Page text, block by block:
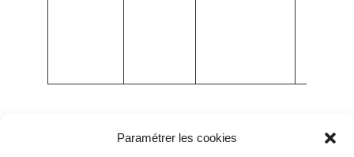
Paramétrer les cookies
entre différents assureurs, il est possible d’utiliser